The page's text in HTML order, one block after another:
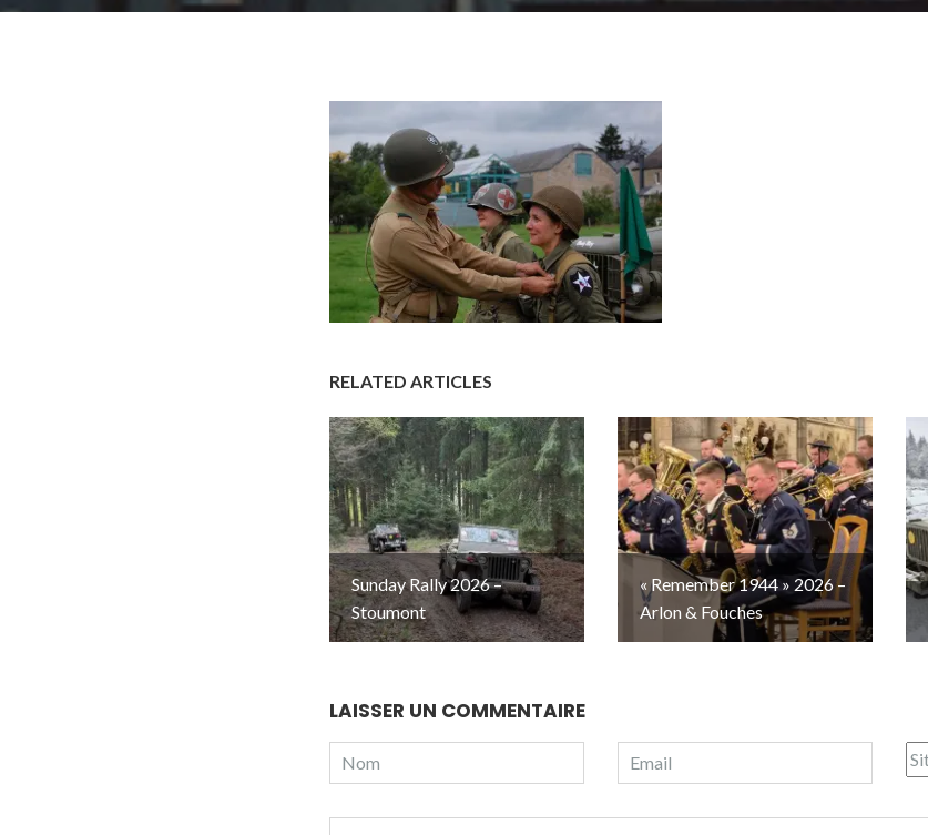
RELATED ARTICLES
Sunday Rally 2026 –
Stoumont
« Remember 1944 » 2026 –
Arlon & Fouches
LAISSER UN COMMENTAIRE